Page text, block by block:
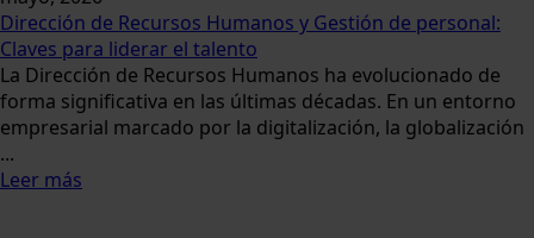
Dirección de Recursos Humanos y Gestión de personal:
Claves para liderar el talento
La Dirección de Recursos Humanos ha evolucionado de
forma significativa en las últimas décadas. En un entorno
empresarial marcado por la digitalización, la globalización
...
Leer más